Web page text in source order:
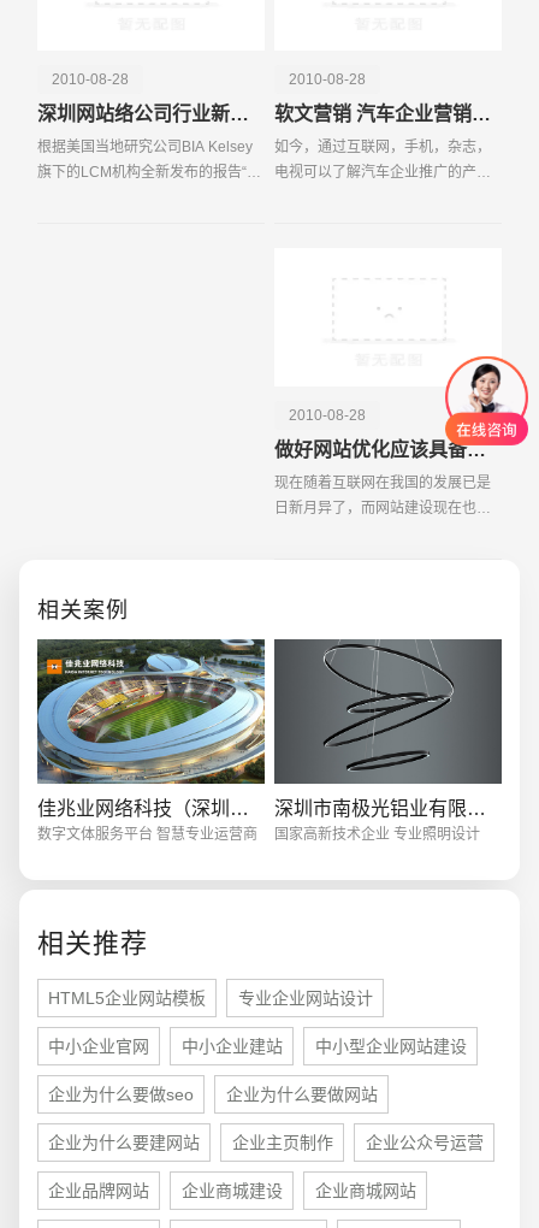
2010-08-28
软文营销 汽车企业营销新模式
如今，通过互联网，手机，杂志，
电视可以了解汽车企业推广的产
2010-08-28
深圳网站络公司行业新闻之美国中小型企业广告支出水平处于较高层次
根据美国当地研究公司BIA Kelsey
旗下的LCM机构全新发布的报告“中
2010-08-28
做好网站优化应该具备的知识和技巧
现在随着互联网在我国的发展已是
日新月异了，而网站建设现在也成
相关案例
佳兆业网络科技（深圳）有限公司
数字文体服务平台 智慧专业运营商
深圳市南极光铝业有限公司
国家高新技术企业 专业照明设计
相关推荐
HTML5企业网站模板 专业企业网站设计
中小企业官网 中小企业建站 中小型企业网站建设
企业为什么要做seo 企业为什么要做网站
企业为什么要建网站 企业主页制作 企业公众号运营
企业品牌网站 企业商城建设 企业商城网站
创意品牌型网站 标准企业官网建设 ·